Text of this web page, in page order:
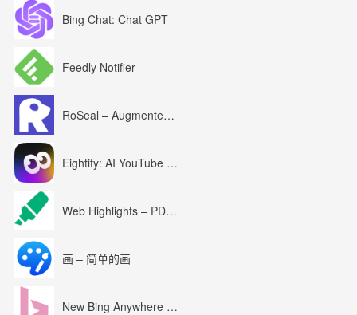
Bing Chat: Chat GPT
Feedly Notifier
RoSeal – Augmented Roblox Experience
Eightify: AI YouTube Summary with ChatGPT
Web Highlights – PDF & Web Highlighter
画 – 简单的画
New Bing Anywhere (Bing Chat GPT-4)